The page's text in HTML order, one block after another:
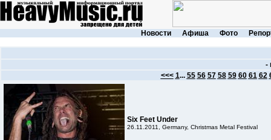
Новости Афиша Фото
-
<<< 1... 55 56 57 58 59 60 61 62
Six Feet Under
26.11.2011, Germany, Christmas Metal Festival